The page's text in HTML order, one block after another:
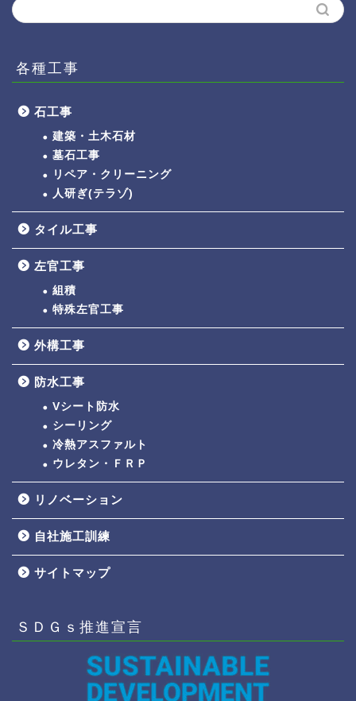
各種工事
石工事
建築・土木石材
墓石工事
リペア・クリーニング
人研ぎ(テラゾ)
タイル工事
左官工事
組積
特殊左官工事
外構工事
防水工事
Vシート防水
シーリング
冷熱アスファルト
ウレタン・ＦＲＰ
リノベーション
自社施工訓練
サイトマップ
ＳＤＧｓ推進宣言